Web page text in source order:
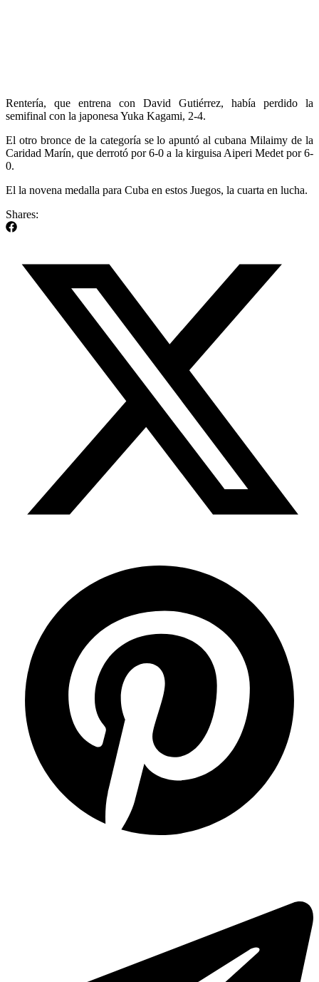
Rentería, que entrena con David Gutiérrez, había perdido la
semifinal con la japonesa Yuka Kagami, 2-4.
El otro bronce de la categoría se lo apuntó al cubana Milaimy de la
Caridad Marín, que derrotó por 6-0 a la kirguisa Aiperi Medet por 6-
0.
El la novena medalla para Cuba en estos Juegos, la cuarta en lucha.
Shares: